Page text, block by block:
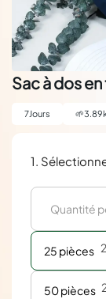
Sac à dos
7Jours 🌱3.89
1.
25 pièces
50 pièces